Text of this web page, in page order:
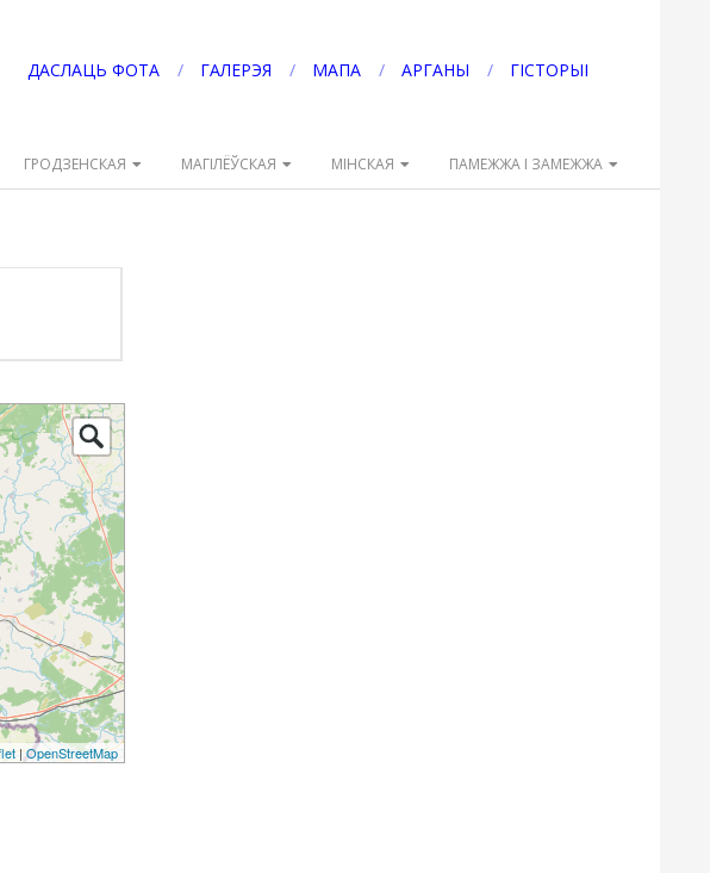
ДАСЛАЦЬ ФОТА ГАЛЕРЭЯ МАПА АРГАНЫ ГІСТОРЫІ
ГРОДЗЕНСКАЯ МАГІЛЁЎСКАЯ МІНСКАЯ ПАМЕЖЖА І ЗАМЕЖЖА
|OpenStreetMap